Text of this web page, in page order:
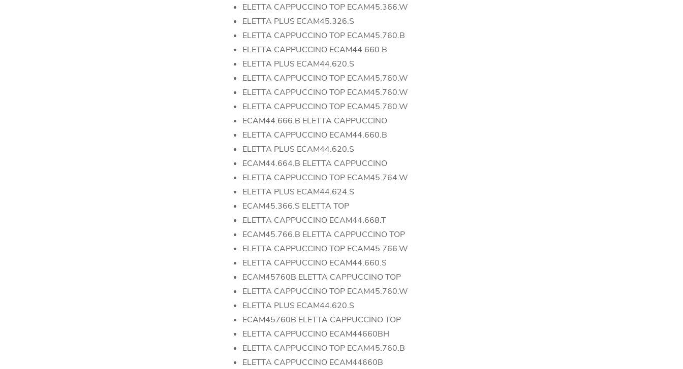
ELETTA CAPPUCCINO TOP ECAM45.366.W
ELETTA PLUS ECAM45.326.S
ELETTA CAPPUCCINO TOP ECAM45.760.B
ELETTA CAPPUCCINO ECAM44.660.B
ELETTA PLUS ECAM44.620.S
ELETTA CAPPUCCINO TOP ECAM45.760.W
ELETTA CAPPUCCINO TOP ECAM45.760.W
ELETTA CAPPUCCINO TOP ECAM45.760.W
ECAM44.666.B ELETTA CAPPUCCINO
ELETTA CAPPUCCINO ECAM44.660.B
ELETTA PLUS ECAM44.620.S
ECAM44.664.B ELETTA CAPPUCCINO
ELETTA CAPPUCCINO TOP ECAM45.764.W
ELETTA PLUS ECAM44.624.S
ECAM45.366.S ELETTA TOP
ELETTA CAPPUCCINO ECAM44.668.T
ECAM45.766.B ELETTA CAPPUCCINO TOP
ELETTA CAPPUCCINO TOP ECAM45.766.W
ELETTA CAPPUCCINO ECAM44.660.S
ECAM45760B ELETTA CAPPUCCINO TOP
ELETTA CAPPUCCINO TOP ECAM45.760.W
ELETTA PLUS ECAM44.620.S
ECAM45760B ELETTA CAPPUCCINO TOP
ELETTA CAPPUCCINO ECAM44660BH
ELETTA CAPPUCCINO TOP ECAM45.760.B
ELETTA CAPPUCCINO ECAM44660B